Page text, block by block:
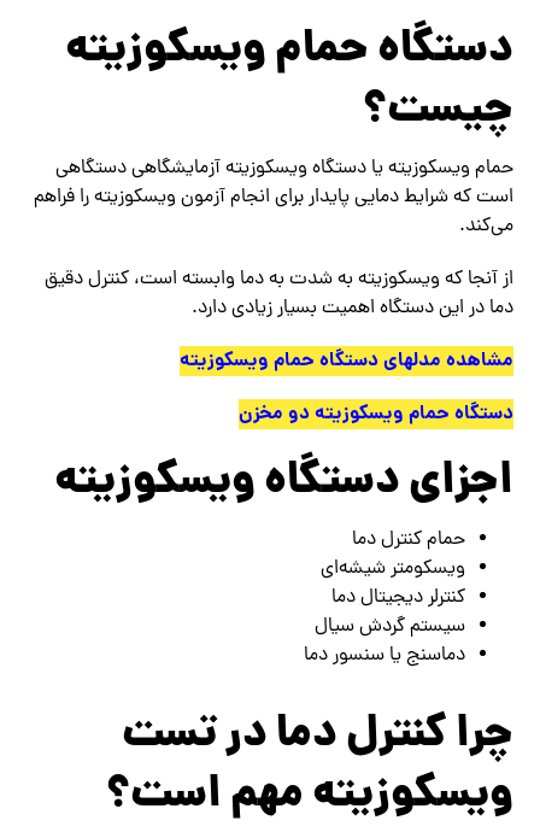
دستگاه حمام ویسکوزیته
چیست؟
حمام ویسکوزیته یا دستگاه ویسکوزیته آزمایشگاهی دستگاهی
است که شرایط دمایی پایدار برای انجام آزمون ویسکوزیته را فراهم
می‌کند.
از آنجا که ویسکوزیته به شدت به دما وابسته است، کنترل دقیق
دما در این دستگاه اهمیت بسیار زیادی دارد.
مشاهده مدلهای دستگاه حمام ویسکوزیته
دستگاه حمام ویسکوزیته دو مخزن
اجزای دستگاه ویسکوزیته
حمام کنترل دما
ویسکومتر شیشه‌ای
کنترلر دیجیتال دما
سیستم گردش سیال
دماسنج یا سنسور دما
چرا کنترل دما در تست
ویسکوزیته مهم است؟